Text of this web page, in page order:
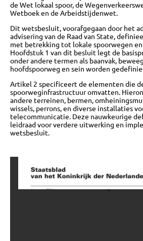
de Wet lokaal spoor, de
Wetboek en de Arbeidstijdenwet.
Dit wetsbesluit, voorafgegaan door het
advisering van de Raad van State,
met betrekking tot lokale spoorwegen
Hoofdstuk 1 van dit besluit legt de
onder andere termen als baanvak,
hoofdspoorweg en sein worden
Artikel 2 specificeert de elementen die
spoorweginfrastructuur omvatten.
andere terreinen, bermen,
wissels, perrons, en diverse installaties
telecommunicatie. Deze nauwkeurige
leidraad voor verdere uitwerking en
wetsbesluit.